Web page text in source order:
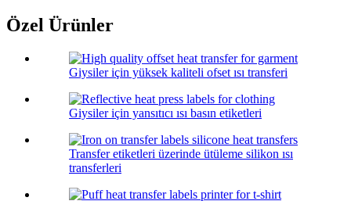
Özel Ürünler
Giysiler için yüksek kaliteli ofset ısı transferi
Giysiler için yansıtıcı ısı basın etiketleri
Transfer etiketleri üzerinde ütüleme silikon ısı
transferleri